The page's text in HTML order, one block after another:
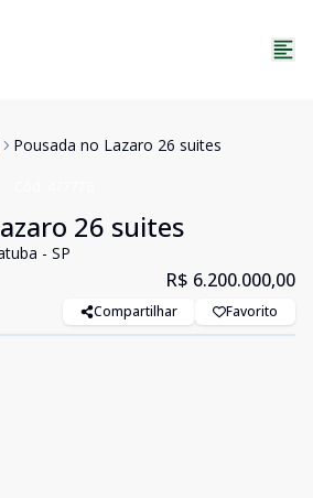
Pousada no Lazaro 26 suites
26 suites
- SP
R$ 6.200.000,00
Compartilhar Favorito